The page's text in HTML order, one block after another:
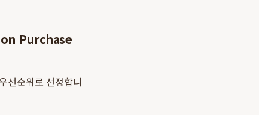
on Purchase
선순위로 선정합니